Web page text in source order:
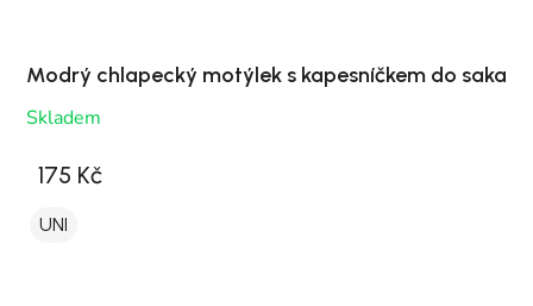
Modrý chlapecký motýlek s kapesníčkem do saka
Skladem
175 Kč
UNI